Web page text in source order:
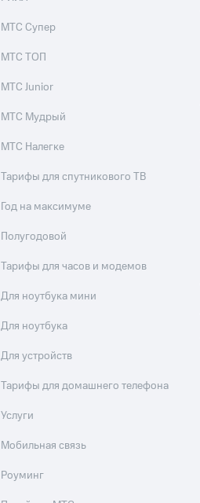
МТС Супер
МТС ТОП
МТС Junior
МТС Мудрый
МТС Налегке
Тарифы для спутникового ТВ
Год на максимуме
Полугодовой
Тарифы для часов и модемов
Для ноутбука мини
Для ноутбука
Для устройств
Тарифы для домашнего телефона
Услуги
Мобильная связь
Роуминг